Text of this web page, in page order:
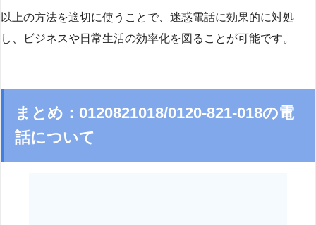
以上の方法を適切に使うことで、迷惑電話に効果的に対処
し、ビジネスや日常生活の効率化を図ることが可能です。
まとめ：0120821018/0120-821-018の電
話について